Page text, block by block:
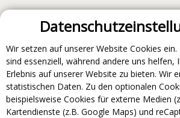
Wir setzen auf unserer Website Cookies ein.
sind essenziell, während andere uns helfen,
Erlebnis auf unserer Website zu bieten. Wir
statistischen Daten. Zu den optionalen
beispielsweise Cookies für externe Medien
Kartendienste (z.B. Google Maps) und